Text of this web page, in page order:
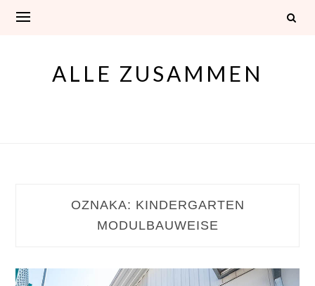
ALLE ZUSAMMEN
OZNAKA: KINDERGARTEN
MODULBAUWEISE